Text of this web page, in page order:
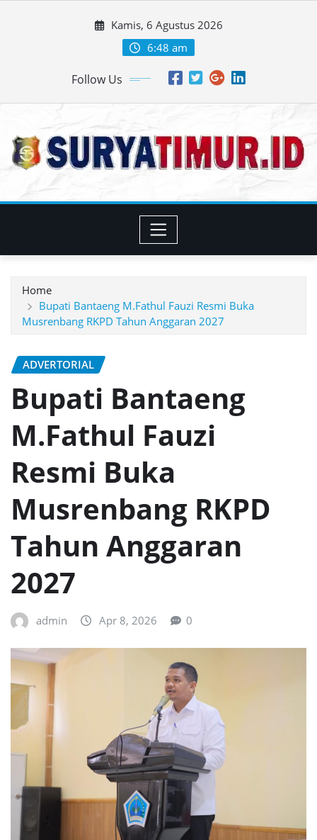
Kamis, 6 Agustus 2026
6:48 am
Follow Us
Home
Bupati Bantaeng M.Fathul Fauzi Resmi Buka
Musrenbang RKPD Tahun Anggaran 2027
ADVERTORIAL
Bupati Bantaeng
M.Fathul Fauzi
Resmi Buka
Musrenbang RKPD
Tahun Anggaran
2027
admin Apr 8, 2026 0